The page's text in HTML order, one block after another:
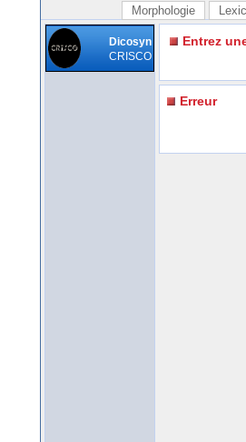
Morphologie
Dicosyn
CRISCO
Entrez
Erreur